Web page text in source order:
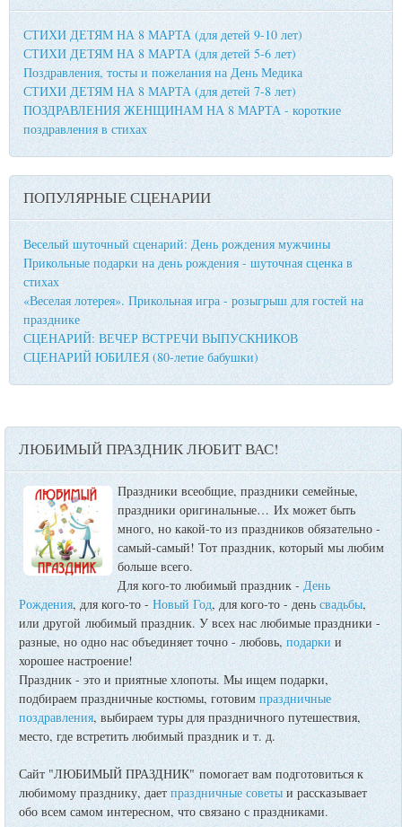
СТИХИ ДЕТЯМ НА 8 МАРТА (для детей 9-10 лет)
СТИХИ ДЕТЯМ НА 8 МАРТА (для детей 5-6 лет)
Поздравления, тосты и пожелания на День Медика
СТИХИ ДЕТЯМ НА 8 МАРТА (для детей 7-8 лет)
ПОЗДРАВЛЕНИЯ ЖЕНЩИНАМ НА 8 МАРТА - короткие
поздравления в стихах
ПОПУЛЯРНЫЕ СЦЕНАРИИ
Веселый шуточный сценарий: День рождения мужчины
Прикольные подарки на день рождения - шуточная сценка в
стихах
«Веселая лотерея». Прикольная игра - розыгрыш для гостей на
празднике
СЦЕНАРИЙ: ВЕЧЕР ВСТРЕЧИ ВЫПУСКНИКОВ
СЦЕНАРИЙ ЮБИЛЕЯ (80-летие бабушки)
ЛЮБИМЫЙ ПРАЗДНИК ЛЮБИТ ВАС!
Праздники всеобщие, праздники семейные,
праздники оригинальные… Их может быть
много, но какой-то из праздников обязательно -
самый-самый! Тот праздник, который мы любим
больше всего.
Для кого-то любимый праздник - День
Рождения, для кого-то -Новый Год, для кого-то - деньсвадьбы,
или другой любимый праздник. У всех нас любимые праздники -
разные, но одно нас объединяет точно - любовь,подарки и
хорошее настроение!
Праздник - это и приятные хлопоты. Мы ищем подарки,
подбираем праздничные костюмы, готовимпраздничные
поздравления, выбираем туры для праздничного путешествия,
место, где встретить любимый праздник и т. д.
Сайт "ЛЮБИМЫЙ ПРАЗДНИК" помогает вам подготовиться к
любимому празднику, даетпраздничные советы и рассказывает
обо всем самом интересном, что связано с праздниками.